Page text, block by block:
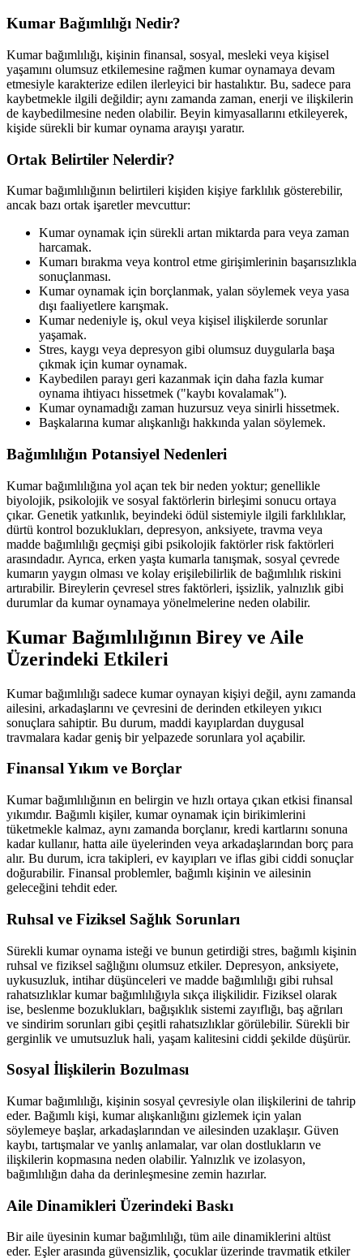
Kumar Bağımlılığı Nedir?
Kumar bağımlılığı, kişinin finansal, sosyal, mesleki veya kişisel
yaşamını olumsuz etkilemesine rağmen kumar oynamaya devam
etmesiyle karakterize edilen ilerleyici bir hastalıktır. Bu, sadece para
kaybetmekle ilgili değildir; aynı zamanda zaman, enerji ve ilişkilerin
de kaybedilmesine neden olabilir. Beyin kimyasallarını etkileyerek,
kişide sürekli bir kumar oynama arayışı yaratır.
Ortak Belirtiler Nelerdir?
Kumar bağımlılığının belirtileri kişiden kişiye farklılık gösterebilir,
ancak bazı ortak işaretler mevcuttur:
Kumar oynamak için sürekli artan miktarda para veya zaman
harcamak.
Kumarı bırakma veya kontrol etme girişimlerinin başarısızlıkla
sonuçlanması.
Kumar oynamak için borçlanmak, yalan söylemek veya yasa
dışı faaliyetlere karışmak.
Kumar nedeniyle iş, okul veya kişisel ilişkilerde sorunlar
yaşamak.
Stres, kaygı veya depresyon gibi olumsuz duygularla başa
çıkmak için kumar oynamak.
Kaybedilen parayı geri kazanmak için daha fazla kumar
oynama ihtiyacı hissetmek ("kaybı kovalamak").
Kumar oynamadığı zaman huzursuz veya sinirli hissetmek.
Başkalarına kumar alışkanlığı hakkında yalan söylemek.
Bağımlılığın Potansiyel Nedenleri
Kumar bağımlılığına yol açan tek bir neden yoktur; genellikle
biyolojik, psikolojik ve sosyal faktörlerin birleşimi sonucu ortaya
çıkar. Genetik yatkınlık, beyindeki ödül sistemiyle ilgili farklılıklar,
dürtü kontrol bozuklukları, depresyon, anksiyete, travma veya
madde bağımlılığı geçmişi gibi psikolojik faktörler risk faktörleri
arasındadır. Ayrıca, erken yaşta kumarla tanışmak, sosyal çevrede
kumarın yaygın olması ve kolay erişilebilirlik de bağımlılık riskini
artırabilir. Bireylerin çevresel stres faktörleri, işsizlik, yalnızlık gibi
durumlar da kumar oynamaya yönelmelerine neden olabilir.
Kumar Bağımlılığının Birey ve Aile
Üzerindeki Etkileri
Kumar bağımlılığı sadece kumar oynayan kişiyi değil, aynı zamanda
ailesini, arkadaşlarını ve çevresini de derinden etkileyen yıkıcı
sonuçlara sahiptir. Bu durum, maddi kayıplardan duygusal
travmalara kadar geniş bir yelpazede sorunlara yol açabilir.
Finansal Yıkım ve Borçlar
Kumar bağımlılığının en belirgin ve hızlı ortaya çıkan etkisi finansal
yıkımdır. Bağımlı kişiler, kumar oynamak için birikimlerini
tüketmekle kalmaz, aynı zamanda borçlanır, kredi kartlarını sonuna
kadar kullanır, hatta aile üyelerinden veya arkadaşlarından borç para
alır. Bu durum, icra takipleri, ev kayıpları ve iflas gibi ciddi sonuçlar
doğurabilir. Finansal problemler, bağımlı kişinin ve ailesinin
geleceğini tehdit eder.
Ruhsal ve Fiziksel Sağlık Sorunları
Sürekli kumar oynama isteği ve bunun getirdiği stres, bağımlı kişinin
ruhsal ve fiziksel sağlığını olumsuz etkiler. Depresyon, anksiyete,
uykusuzluk, intihar düşünceleri ve madde bağımlılığı gibi ruhsal
rahatsızlıklar kumar bağımlılığıyla sıkça ilişkilidir. Fiziksel olarak
ise, beslenme bozuklukları, bağışıklık sistemi zayıflığı, baş ağrıları
ve sindirim sorunları gibi çeşitli rahatsızlıklar görülebilir. Sürekli bir
gerginlik ve umutsuzluk hali, yaşam kalitesini ciddi şekilde düşürür.
Sosyal İlişkilerin Bozulması
Kumar bağımlılığı, kişinin sosyal çevresiyle olan ilişkilerini de tahrip
eder. Bağımlı kişi, kumar alışkanlığını gizlemek için yalan
söylemeye başlar, arkadaşlarından ve ailesinden uzaklaşır. Güven
kaybı, tartışmalar ve yanlış anlamalar, var olan dostlukların ve
ilişkilerin kopmasına neden olabilir. Yalnızlık ve izolasyon,
bağımlılığın daha da derinleşmesine zemin hazırlar.
Aile Dinamikleri Üzerindeki Baskı
Bir aile üyesinin kumar bağımlılığı, tüm aile dinamiklerini altüst
eder. Eşler arasında güvensizlik, çocuklar üzerinde travmatik etkiler